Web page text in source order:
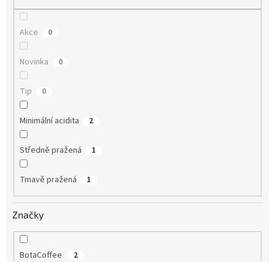
Akce 0
Novinka 0
Tip 0
Minimální acidita 2
Středně pražená 1
Tmavě pražená 1
Značky
BotaCoffee 2